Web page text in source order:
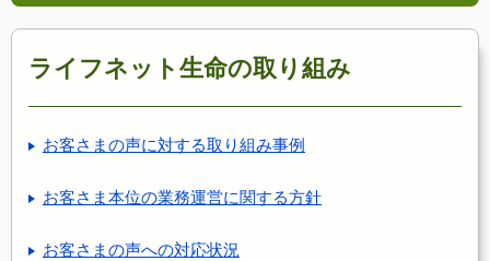
ライフネット生命の取り組み
お客さまの声に対する取り組み事例
お客さま本位の業務運営に関する方針
お客さまの声への対応状況